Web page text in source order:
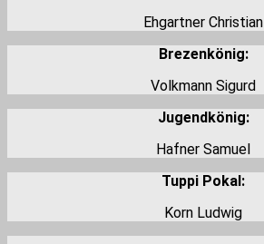
Ehgartner Christian
Brezenkönig:
Volkmann Sigurd
Jugendkönig:
Hafner Samuel
Tuppi Pokal:
Korn Ludwig